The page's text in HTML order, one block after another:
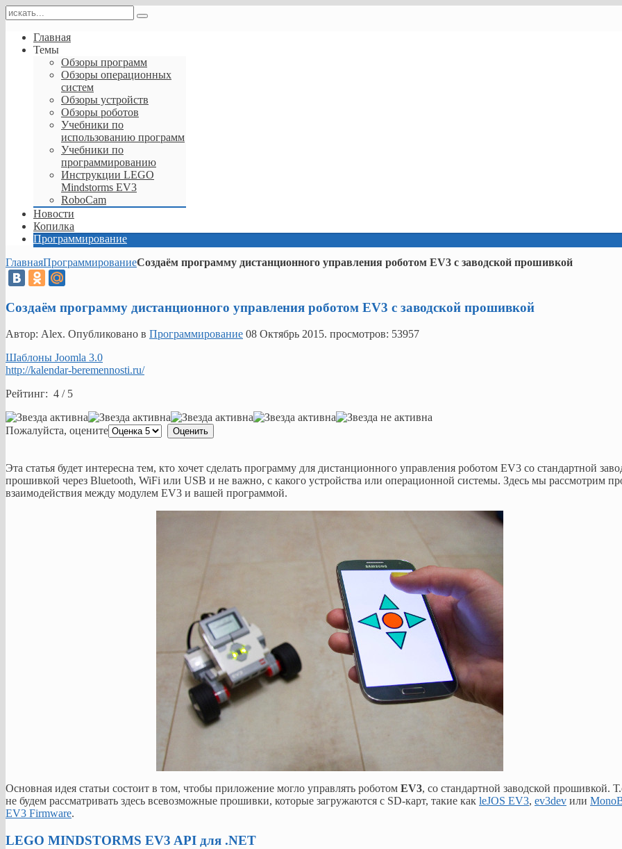
Главная
Темы
Обзоры программ
Обзоры операционных
систем
Обзоры устройств
Обзоры роботов
Учебники по
использованию программ
Учебники по
программированию
Инструкции LEGO
Mindstorms EV3
RoboCam
Новости
Копилка
Программирование
ГлавнаяПрограммированиеСоздаём программу дистанционного управления роботом EV3 с заводской прошивкой
Создаём программу дистанционного управления роботом EV3 с заводской прошивкой
Автор: Alex. Опубликовано в Программирование 08 Октябрь 2015. просмотров: 53957
Шаблоны Joomla 3.0
http://kalendar-beremennosti.ru/
Рейтинг: 4 / 5
Пожалуйста, оцените
Эта статья будет интересна тем, кто хочет сделать программу для дистанционного управления роботом EV3 со стандартной
прошивкой через Bluetooth, WiFi или USB и не важно, с какого устройства или операционной системы. Здесь мы рассмотрим
взаимодействия между модулем EV3 и вашей программой.
Основная идея статьи состоит в том, чтобы приложение могло управлять роботом EV3, со стандартной заводской прошивкой.
не будем рассматривать здесь всевозможные прошивки, которые загружаются с SD-карт, такие как leJOS EV3, ev3dev или
EV3 Firmware.
LEGO MINDSTORMS EV3 API для .NET